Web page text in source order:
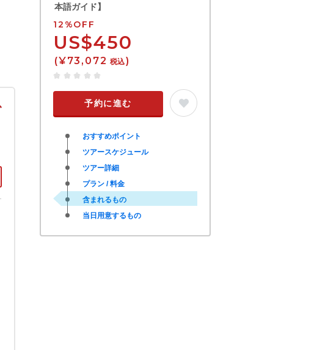
本語ガイド】
12%OFF
US$450
(¥73,072 税込)
予約に進む
おすすめポイント
ツアースケジュール
ツアー詳細
プラン / 料金
含まれるもの
当日用意するもの